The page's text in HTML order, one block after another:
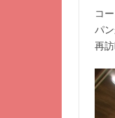
コ
パ
再